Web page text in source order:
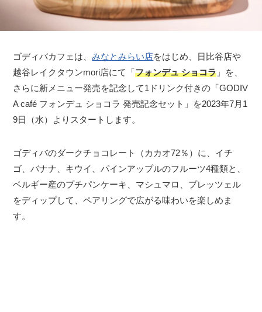
ゴディバカフェは、みなとみらい店をはじめ、日比谷店や
越谷レイクタウンmori店にて「フォンデュ ショコラ 」を、
さらに新メニュー発売を記念して1ドリンク付きの「GODIV
A café フォンデュ ショコラ 発売記念セット」を2023年7月1
9日（水）よりスタートします。
ゴディバのダークチョコレート（カカオ72％）に、イチ
ゴ、バナナ、キウイ、パインアップルのフルーツ4種類と、
ベルギー産のプチパンケーキ、マシュマロ、プレッツェル
をディップして、ペアリングで広がる味わいを楽しめま
す。